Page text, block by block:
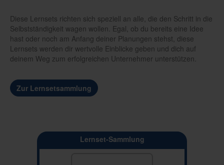
Diese Lernsets richten sich speziell an alle, die den Schritt in die
Selbstständigkeit wagen wollen. Egal, ob du bereits eine Idee
hast oder noch am Anfang deiner Planungen stehst, diese
Lernsets werden dir wertvolle Einblicke geben und dich auf
deinem Weg zum erfolgreichen Unternehmer unterstützen.
Zur Lernsetsammlung
Lernset-Sammlung